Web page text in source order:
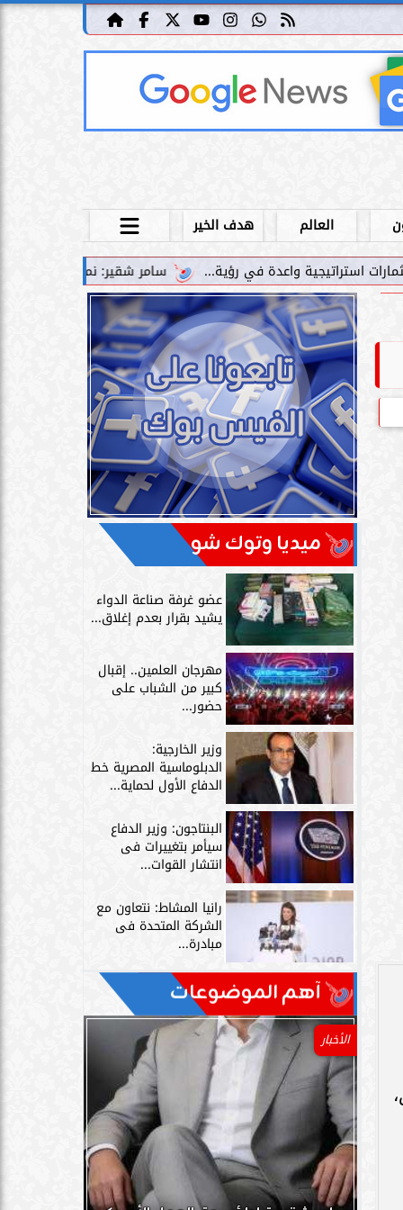
العالم
هدف الخير
سامر شقير: نمو صناديق الاستثمار الخاصة دليل حي
ميديا وتوك شو
عضو غرفة صناعة الدواء
يشيد بقرار بعدم إغلاق...
مهرجان العلمين.. إقبال
كبير من الشباب على
حضور...
وزير الخارجية:
الدبلوماسية المصرية خط
الدفاع الأول لحماية...
البنتاجون: وزير الدفاع
سيأمر بتغييرات فى
انتشار القوات...
رانيا المشاط: نتعاون مع
الشركة المتحدة فى
مبادرة...
آهم الموضوعات
الأخبار